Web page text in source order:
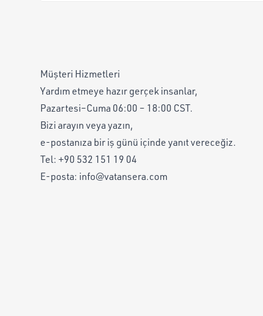
Müşteri Hizmetleri
Yardım etmeye hazır gerçek insanlar,
Pazartesi–Cuma 06:00 – 18:00 CST.
Bizi arayın veya yazın,
e-postanıza bir iş günü içinde yanıt vereceğiz.
Tel: +90 532 151 19 04
E-posta: info@vatansera.com